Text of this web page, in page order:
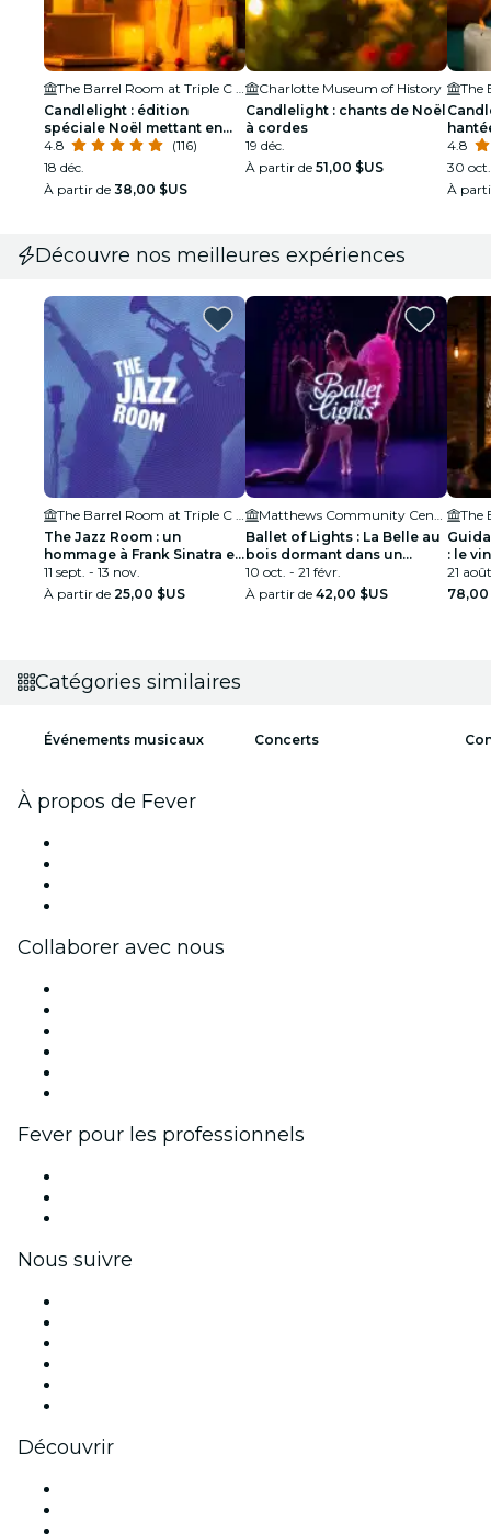
Candlelight : édition
spéciale Noël mettant en
vedette « Le Casse-Noisette
» et plus
4.8
(116)
18 déc.
À partir de 38,00 $US
Charlotte Museum of History
Candlelight : chants de Noël
à cordes
19 déc.
À partir de 51,00 $US
4.8
30 oct.
À
Découvre nos meilleures expériences
The Jazz Room : un
hommage à Frank Sinatra et
Louis Armstrong
11 sept. - 13 nov.
À partir de 25,00 $US
Ballet of Lights : La Belle au
bois dormant dans un
spectacle étincelant
10 oct. - 21 févr.
À partir de 42,00 $US
: le vin
21
78,00
Catégories similaires
Événements musicaux Concerts
À propos de Fever
Collaborer avec nous
Fever pour les professionnels
Nous suivre
Découvrir